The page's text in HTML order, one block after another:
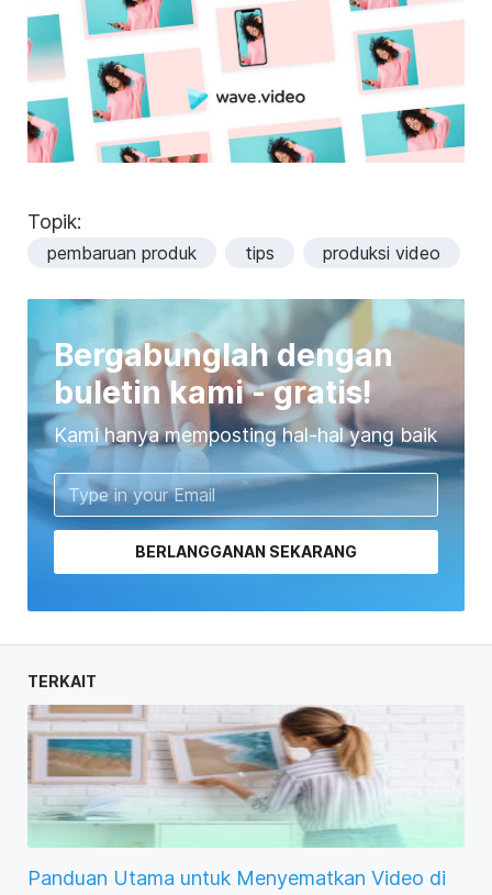
Topik:
pembaruan produk tips produksi video
Bergabunglah dengan
buletin kami - gratis!
Kami hanya memposting hal-hal yang baik
BERLANGGANAN SEKARANG
TERKAIT
Panduan Utama untuk Menyematkan Video di